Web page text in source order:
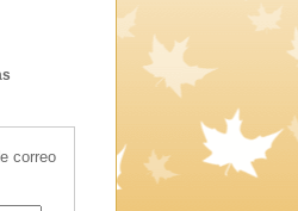
correo